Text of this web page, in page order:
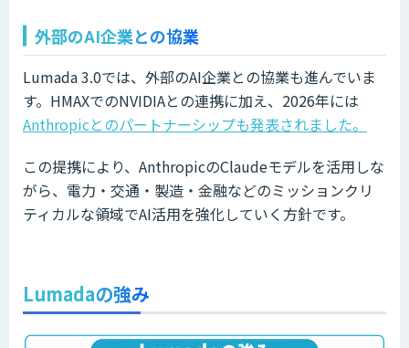
外部のAI企業との協業
Lumada 3.0では、外部のAI企業との協業も進んでいま
す。HMAXでのNVIDIAとの連携に加え、2026年には
Anthropicとのパートナーシップも発表されました。
この提携により、AnthropicのClaudeモデルを活用しな
がら、電力・交通・製造・金融などのミッションクリ
ティカルな領域でAI活用を強化していく方針です。
Lumadaの強み